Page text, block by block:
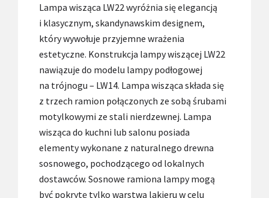
Lampa wisząca LW22 wyróżnia się elegancją
i klasycznym, skandynawskim designem,
który wywołuje przyjemne wrażenia
estetyczne. Konstrukcja lampy wiszącej LW22
nawiązuje do modelu lampy podłogowej
na trójnogu – LW14. Lampa wisząca składa się
z trzech ramion połączonych ze sobą śrubami
motylkowymi ze stali nierdzewnej. Lampa
wisząca do kuchni lub salonu posiada
elementy wykonane z naturalnego drewna
sosnowego, pochodzącego od lokalnych
dostawców. Sosnowe ramiona lampy mogą
być pokrytę tylko warstwą lakieru w celu